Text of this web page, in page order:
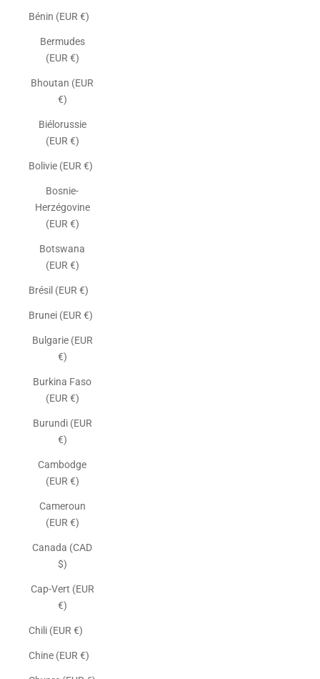
Bénin (EUR €)
Bermudes
(EUR €)
Bhoutan (EUR
€)
Biélorussie
(EUR €)
Bolivie (EUR €)
Bosnie-
Herzégovine
(EUR €)
Botswana
(EUR €)
Brésil (EUR €)
Brunei (EUR €)
Bulgarie (EUR
€)
Burkina Faso
(EUR €)
Burundi (EUR
€)
Cambodge
(EUR €)
Cameroun
(EUR €)
Canada (CAD
$)
Cap-Vert (EUR
€)
Chili (EUR €)
Chine (EUR €)